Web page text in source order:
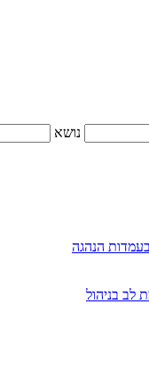
נושא
הנהגה
לב בניהול